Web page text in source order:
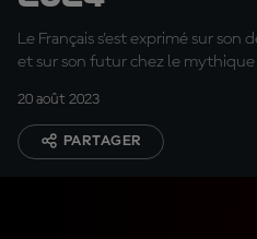
Le Français s'est exprimé sur son
et sur son futur chez le
20 août 2023
PARTAGER